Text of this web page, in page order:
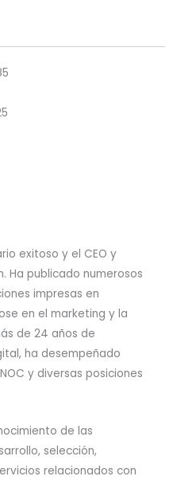
exitoso y el CEO y
Ha publicado numerosos
impresas en
en el marketing y la
de 24 años de
ha desempeñado
y diversas posiciones
de las
selección,
relacionados con